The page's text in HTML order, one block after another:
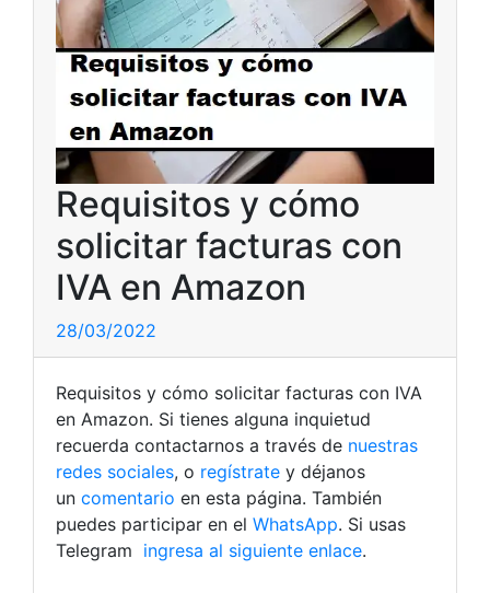
Requisitos y cómo
solicitar facturas con
IVA en Amazon
28/03/2022
Requisitos y cómo solicitar facturas con IVA
en Amazon. Si tienes alguna inquietud
recuerda contactarnos a través de nuestras
redes sociales, o regístrate y déjanos
un comentario en esta página. También
puedes participar en el WhatsApp. Si usas
Telegram ingresa al siguiente enlace.